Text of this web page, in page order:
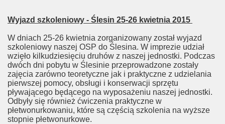
Wyjazd szkoleniowy - Ślesin 25-26 kwietnia 2015
W dniach 25-26 kwietnia zorganizowany został wyjazd
szkoleniowy naszej OSP do Ślesina. W imprezie udział
wzięło kilkudziesięciu druhów z naszej jednostki. Podczas
dwóch dni pobytu w Ślesinie przeprowadzone zostały
zajęcia zarówno teoretyczne jak i praktyczne z udzielania
pierwszej pomocy, obsługi i konserwacji sprzętu
pływającego będącego na wyposażeniu naszej jednostki.
Odbyły się również ćwiczenia praktyczne w
płetwonurkowaniu, które są częścią szkolenia na wyższe
stopnie płetwonurkowe.